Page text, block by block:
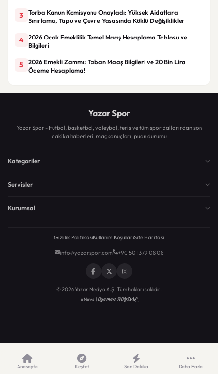
3
Torba Kanun Komisyonu Onayladı: Yüksek Aidatlara
Sınırlama, Tapu ve Çevre Yasasında Köklü Değişiklikler
4
2026 Ocak Emeklilik Temel Maaş Hesaplama Tablosu ve
Bilgileri
5
2026 Emekli Zammı: Taban Maaş Bilgileri ve 20 Bin Lira
Ödeme Hesaplama!
Yazar Spor
Yazar Spor - Futbol, basketbol, voleybol, tenis ve tüm spor dallarından son
dakika haberleri, maç sonuçları, puan durumu
Kategoriler
Servisler
Kurumsal
Gizlilik PolitikasıKullanım KoşullarıSite Haritası
info@yazarspor.com +90 501 379 08 08
© 2026 Yazar Medya A.Ş. Tüm hakları saklıdır.
eNews |Egemen KEYDAL
Anasayfa Keşfet Son Dakika Daha Fazla